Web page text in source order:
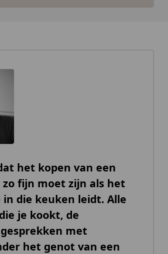
het kopen van een
fijn moet zijn als het
in die keuken leidt. Alle
je kookt, de
met
het genot van een